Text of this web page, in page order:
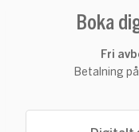
Boka
Fri
Betalning